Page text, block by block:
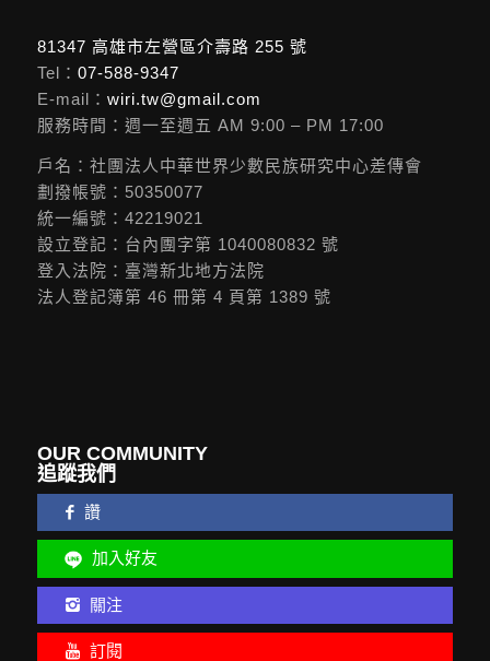
81347 高雄市左營區介壽路 255 號
Tel： 07-588-9347
E-mail： wiri.tw@gmail.com
服務時間：週一至週五 AM 9:00 – PM 17:00
戶名：社團法人中華世界少數民族研究中心差傳會
劃撥帳號：50350077
統一編號：42219021
設立登記：台內團字第 1040080832 號
登入法院：臺灣新北地方法院
法人登記簿第 46 冊第 4 頁第 1389 號
OUR COMMUNITY
追蹤我們
讚
加入好友
關注
訂閱